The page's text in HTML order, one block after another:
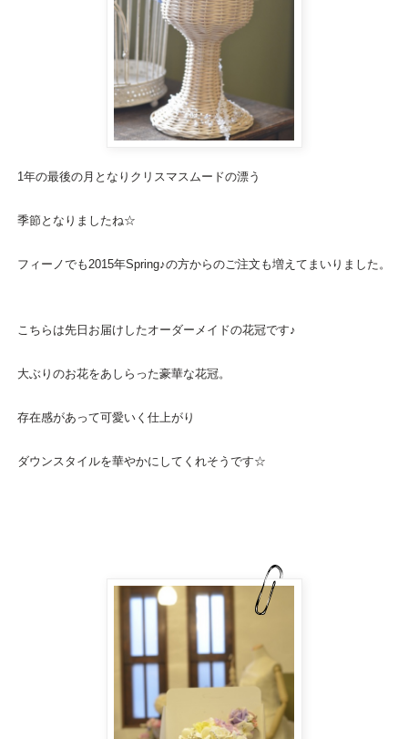
1年の最後の月となりクリスマスムードの漂う
季節となりましたね☆
フィーノでも2015年Spring♪の方からのご注文も増えてまいりました。
こちらは先日お届けしたオーダーメイドの花冠です♪
大ぶりのお花をあしらった豪華な花冠。
存在感があって可愛いく仕上がり
ダウンスタイルを華やかにしてくれそうです☆